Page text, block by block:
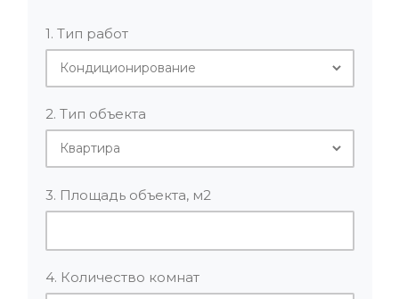
1. Тип работ
2. Тип объекта
3. Площадь объекта, м2
4. Количество комнат